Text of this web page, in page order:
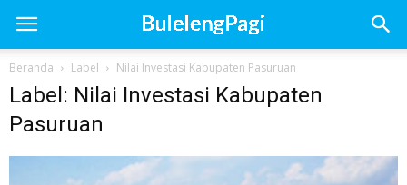
Beranda Label Nilai Investasi Kabupaten Pasuruan
Label: Nilai Investasi Kabupaten
Pasuruan